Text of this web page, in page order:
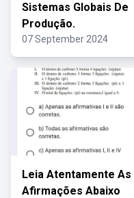
Sistemas Globais De
Produção.
07 September 2024
Leia Atentamente As
Afirmações Abaixo